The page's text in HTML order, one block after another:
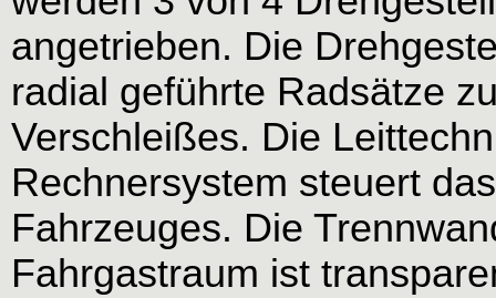
angetrieben. Die
radial geführte Radsätze
Verschleißes. Die
Rechnersystem steuert
Fahrzeuges. Die
Fahrgastraum ist